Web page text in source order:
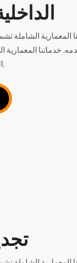
المعمارية الشاملة
خدماتنا المعمارية
المفاهيمي والتخطيطي.